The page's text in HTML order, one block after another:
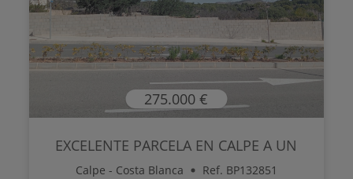
275.000 €
EXCELENTE PARCELA EN CALPE A UN
PASO DEL...
Calpe - Costa Blanca Ref. BP132851